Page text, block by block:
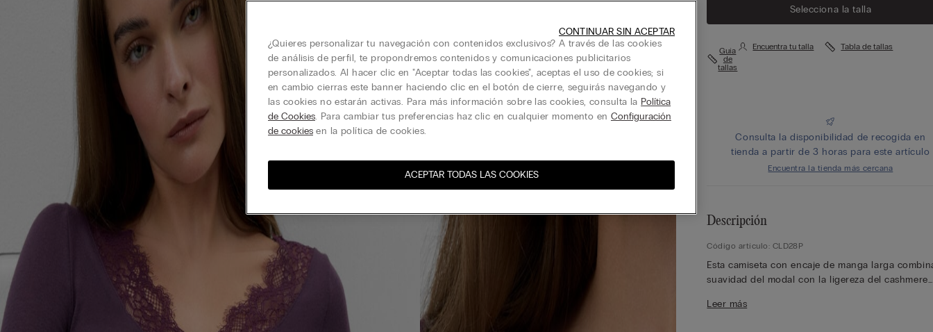
Selecciona la talla
Guía
de
tallas
Encuentra tu talla Tabla de tallas
Consulta la disponibilidad de recogida en
tienda a partir de 3 horas para este artículo
Encuentra la tienda más cercana
Descripción
Código artículo: CLD28P
Esta camiseta con encaje de manga larga
suavidad del modal con la ligereza del cashmere
Su ajuste slim define la figura con elegancia,
Leer más
¿Quieres personalizar tu navegación con contenidos exclusivos? A través de las cookies
de análisis de perfil, te propondremos contenidos y comunicaciones publicitarios
personalizados. Al hacer clic en "Aceptar todas las cookies", aceptas el uso de cookies; si
en cambio cierras este banner haciendo clic en el botón de cierre, seguirás navegando y
las cookies no estarán activas. Para más información sobre las cookies, consulta la Política
de Cookies. Para cambiar tus preferencias haz clic en cualquier momento en Configuración
de cookies en la política de cookies.
ACEPTAR TODAS LAS COOKIES
CONTINUAR SIN ACEPTAR